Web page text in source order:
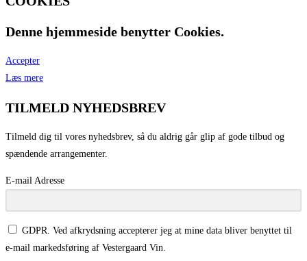
Denne hjemmeside benytter Cookies.
Accepter
Læs mere
TILMELD NYHEDSBREV
Tilmeld dig til vores nyhedsbrev, så du aldrig går glip af gode tilbud og
spændende arrangementer.
E-mail Adresse
GDPR. Ved afkrydsning accepterer jeg at mine data bliver benyttet til
e-mail markedsføring af Vestergaard Vin.